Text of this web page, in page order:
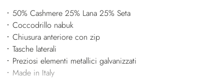
50% Cashmere 25% Lana 25% Seta
Coccodrillo nabuk
Chiusura anteriore con zip
Tasche laterali
Preziosi elementi metallici galvanizzati
Made in Italy